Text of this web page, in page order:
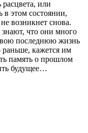
расцвета, или
в этом состоянии,
возникнет снова.
знают, что они много
последнюю жизнь
раньше, кажется им
память о прошлом
будущее…